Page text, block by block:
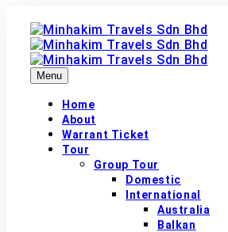
Menu
Home
About
Warrant Ticket
Tour
Group Tour
Domestic
International
Australia
Balkan